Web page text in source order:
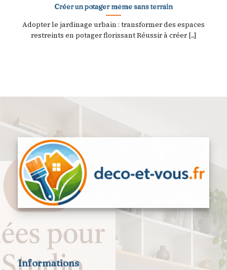
Créer un potager même sans terrain
Adopter le jardinage urbain : transformer des espaces
restreints en potager florissant Réussir à créer [...]
Informations